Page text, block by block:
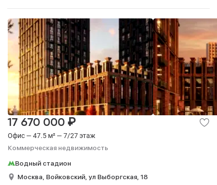
Офис — 47.5 м² — 7/27 этаж
Коммерческая недвижимость
17 670 000 ₽
Водный стадион
Москва, Войковский, ул Выборгская, 18